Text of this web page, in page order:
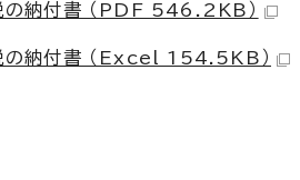
の納付書 （PDF 546.2KB）
の納付書 （Excel 154.5KB）